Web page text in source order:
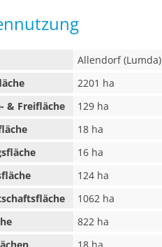
Allendorf (Lumda)
2201 ha
& Freifläche
129 ha
18 ha
16 ha
124 ha
1062 ha
822 ha